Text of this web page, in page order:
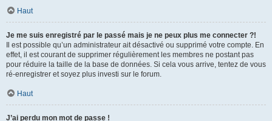
Haut
Je me suis enregistré par le passé mais je ne peux plus me connecter ?!
Il est possible qu’un administrateur ait désactivé ou supprimé votre compte. En
effet, il est courant de supprimer régulièrement les membres ne postant pas
pour réduire la taille de la base de données. Si cela vous arrive, tentez de vous
ré-enregistrer et soyez plus investi sur le forum.
Haut
J’ai perdu mon mot de passe !